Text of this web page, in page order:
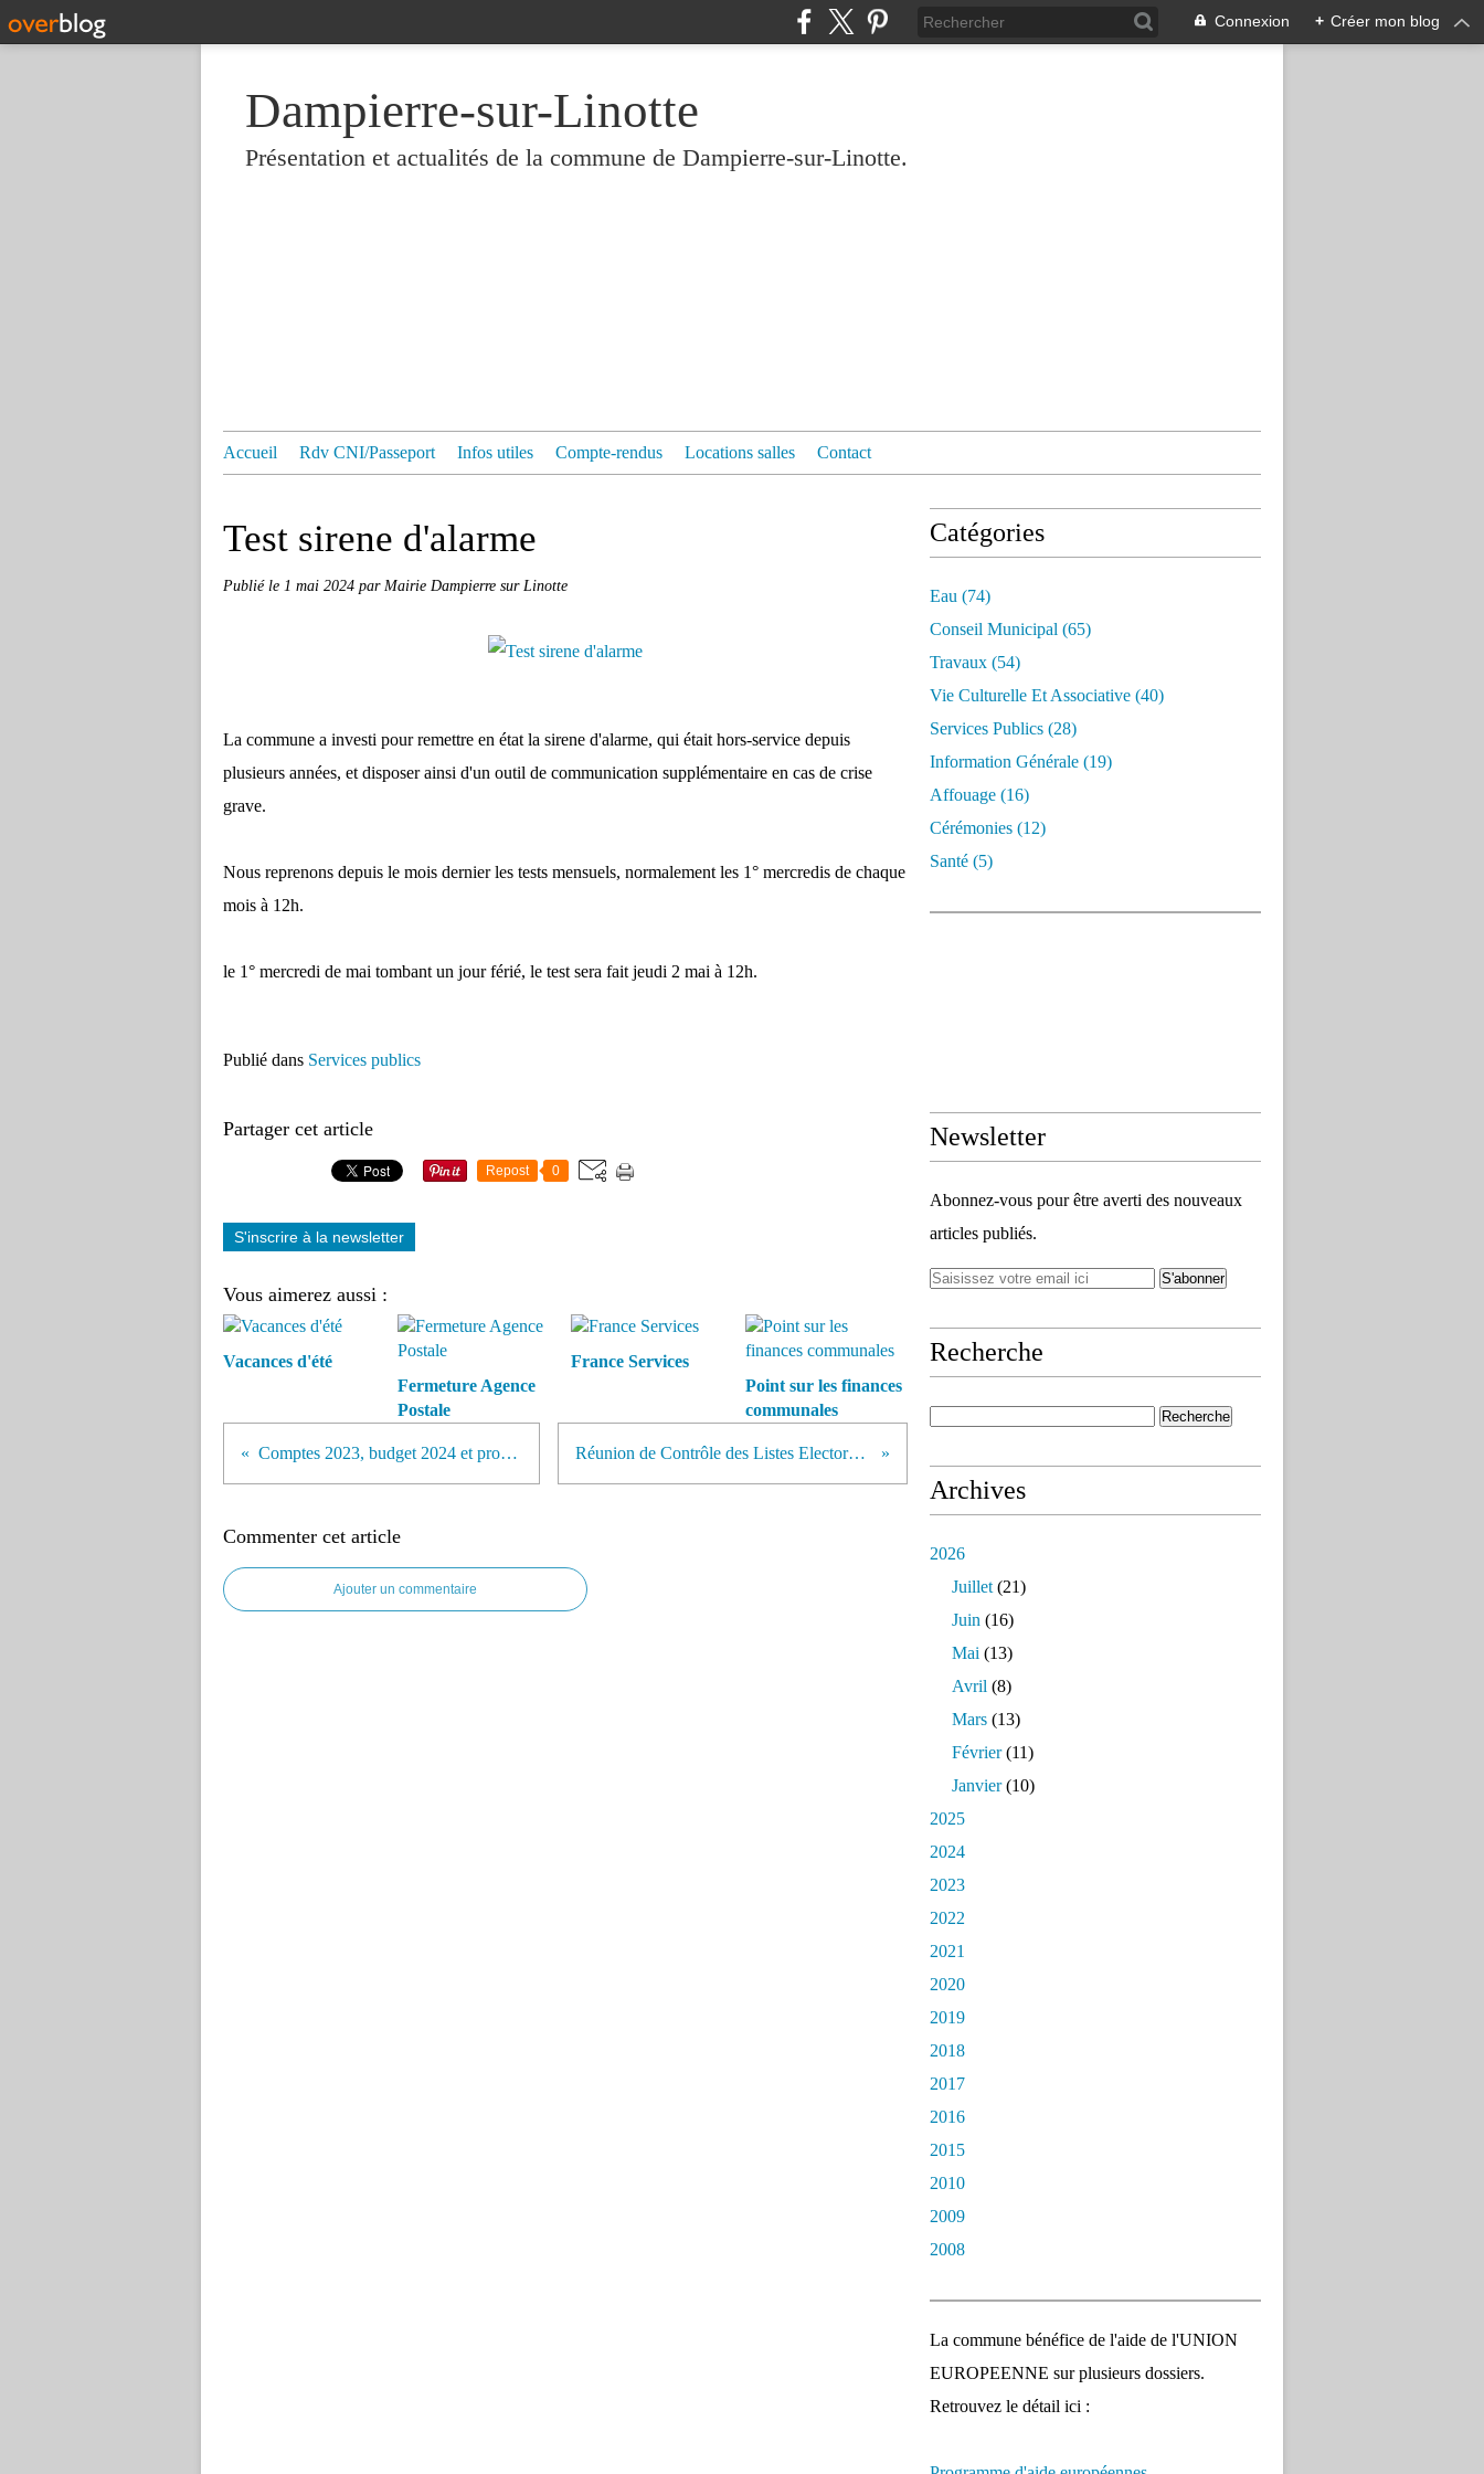
Connexion + Créer mon blog
Dampierre-sur-Linotte
Présentation et actualités de la commune de Dampierre-sur-Linotte.
Accueil Rdv CNI/Passeport Infos utiles Compte-rendus Locations salles Contact
Test sirene d'alarme
Publié le 1 mai 2024 par Mairie Dampierre sur Linotte
La commune a investi pour remettre en état la sirene d'alarme, qui était hors-service depuis
plusieurs années, et disposer ainsi d'un outil de communication supplémentaire en cas de crise
grave.
Nous reprenons depuis le mois dernier les tests mensuels, normalement les 1° mercredis de chaque
mois à 12h.
le 1° mercredi de mai tombant un jour férié, le test sera fait jeudi 2 mai à 12h.
Publié dans Services publics
Partager cet article
Repost 0
S'inscrire à la newsletter
Vous aimerez aussi :
Vacances d'été
Fermeture Agence
Postale
France Services
Point sur les finances
communales
Comptes 2023, budget 2024 et projets Réunion de Contrôle des Listes Electorales
Commenter cet article
Ajouter un commentaire
Catégories
Eau (74)
Conseil Municipal (65)
Travaux (54)
Vie Culturelle Et Associative (40)
Services Publics (28)
Information Générale (19)
Affouage (16)
Cérémonies (12)
Santé (5)
Newsletter
Abonnez-vous pour être averti des nouveaux
articles publiés.
Recherche
Archives
2026
Juillet (21)
Juin (16)
Mai (13)
Avril (8)
Mars (13)
Février(11)
Janvier(10)
2025
2024
2023
2022
2021
2020
2019
2018
2017
2016
2015
2010
2009
2008
La commune bénéfice de l'aide de l'UNION
EUROPEENNE sur plusieurs dossiers.
Retrouvez le détail ici :